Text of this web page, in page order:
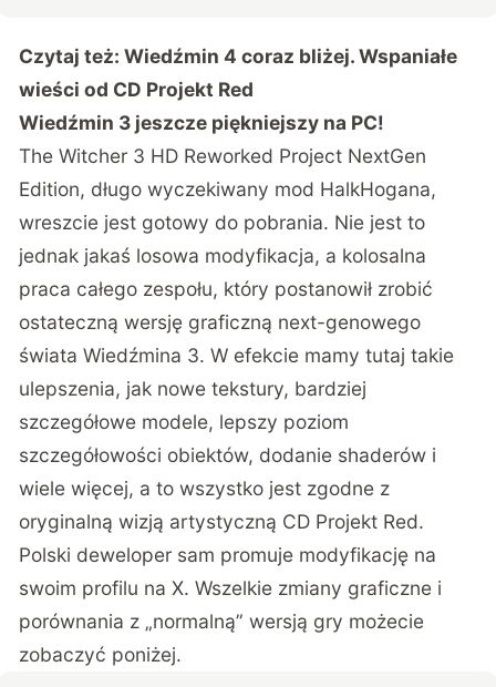
Czytaj też:Wiedźmin 4 coraz bliżej. Wspaniałe
wieści od CD Projekt Red
Wiedźmin 3 jeszcze piękniejszy na PC!
The Witcher 3 HD Reworked Project NextGen
Edition, długo wyczekiwany mod HalkHogana,
wreszcie jest gotowy do pobrania. Nie jest to
jednak jakaś losowa modyfikacja, a kolosalna
praca całego zespołu, który postanowił zrobić
ostateczną wersję graficzną next-genowego
świata Wiedźmina 3. W efekcie mamy tutaj takie
ulepszenia, jak nowe tekstury, bardziej
szczegółowe modele, lepszy poziom
szczegółowości obiektów, dodanie shaderów i
wiele więcej, a to wszystko jest zgodne z
oryginalną wizją artystyczną CD Projekt Red.
Polski deweloper sam promuje modyfikację na
swoim profilu na X. Wszelkie zmiany graficzne i
porównania z „normalną” wersją gry możecie
zobaczyć poniżej.